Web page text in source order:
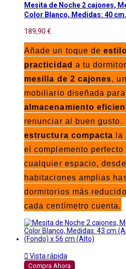
Mesita de Noche 2 cajones,
Color Blanco, Medidas: 40
189,90 €
Añade un toque de
practicidad a tu
mesilla de 2 cajones,
mobiliario diseñada
almacenamiento
renunciar al buen gusto.
estructura compacta la
el complemento perfecto
cualquier espacio, desde
habitaciones amplias
dormitorios más
cada centímetro cuenta.
 Vista rápida
Compra Ahora